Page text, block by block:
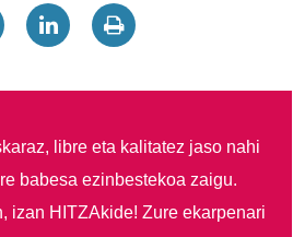
libre eta kalitatez jaso nahi
babesa ezinbestekoa zaigu.
izan HITZAkide!Zure ekarpenari